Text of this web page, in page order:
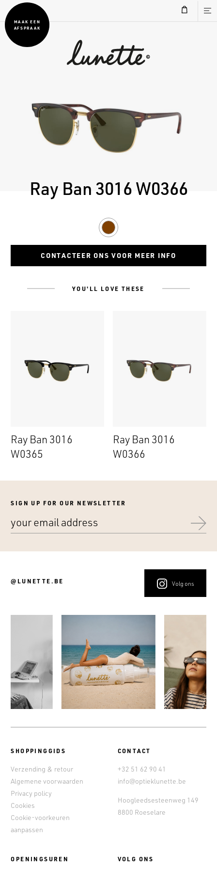
MAAK EEN
AFSPRAAK
Ray Ban 3016 W0366
Dark
Havana/
brown
CONTACTEER ONS VOOR MEER INFO
YOU'LL LOVE THESE
Ray Ban 3016
W0365
Ray Ban 3016
W0366
SIGN UP FOR OUR NEWSLETTER
@LUNETTE.BE Volg ons
SHOPPINGGIDS
Verzending & retour
Algemene voorwaarden
Privacy policy
Cookies
Cookie-voorkeuren
aanpassen
CONTACT
+32 51 62 90 41
info@optieklunette.be
Hoogleedsesteenweg 149
8800 Roeselare
OPENINGSUREN VOLG ONS